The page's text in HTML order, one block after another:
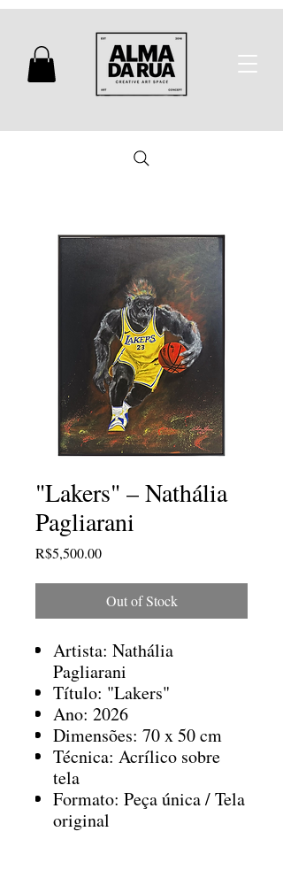
"Lakers" – Nathália
Pagliarani
R$5,500.00Price
Out of Stock
Artista: Nathália
Pagliarani
Título: "Lakers"
Ano: 2026
Dimensões: 70 x 50 cm
Técnica: Acrílico sobre
tela
Formato: Peça única / Tela
original